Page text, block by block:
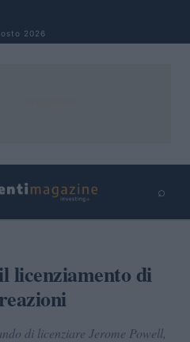
2026
⌕
licenziamento di
di licenziare Jerome Powell,